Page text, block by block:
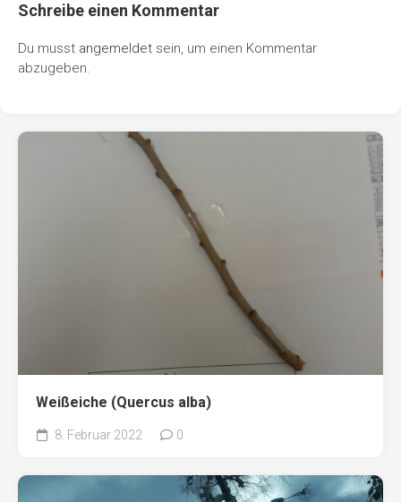
Schreibe einen Kommentar
Du musst angemeldet sein, um einen Kommentar
abzugeben.
Weißeiche (Quercus alba)
8. Februar 2022 0